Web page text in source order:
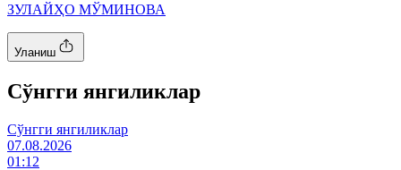
ЗУЛАЙҲО МЎМИНОВА
Уланиш
Cўнгги янгиликлар
Cўнгги янгиликлар
07.08.2026
01:12